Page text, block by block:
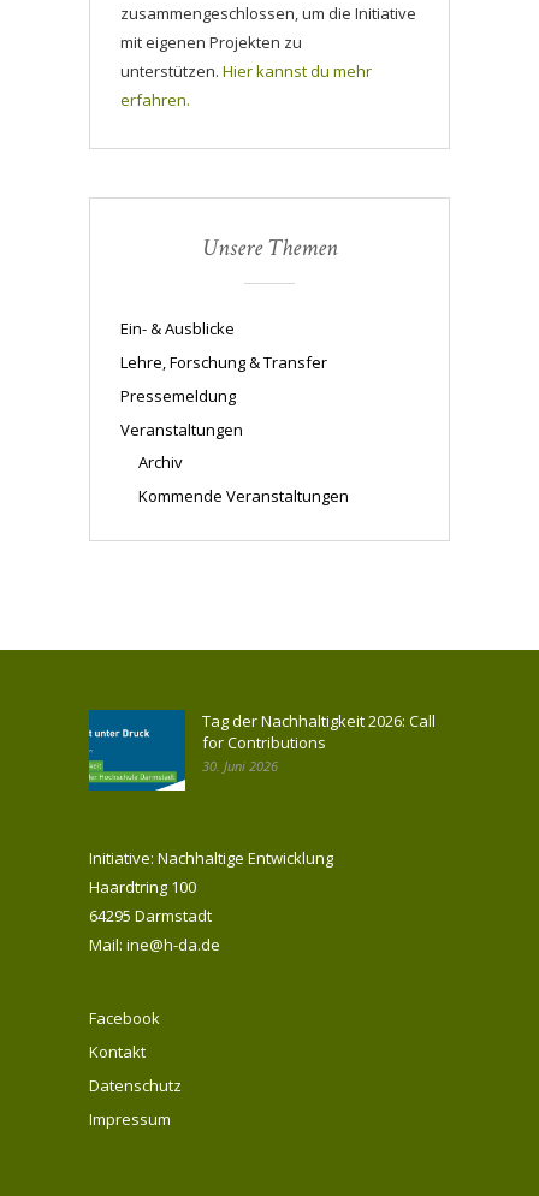
zusammengeschlossen, um die Initiative
mit eigenen Projekten zu
unterstützen. Hier kannst du mehr
erfahren.
Unsere Themen
Ein- & Ausblicke
Lehre, Forschung & Transfer
Pressemeldung
Veranstaltungen
Archiv
Kommende Veranstaltungen
Tag der Nachhaltigkeit 2026: Call
for Contributions
30. Juni 2026
Initiative: Nachhaltige Entwicklung
Haardtring 100
64295 Darmstadt
Mail: ine@h-da.de
Facebook
Kontakt
Datenschutz
Impressum